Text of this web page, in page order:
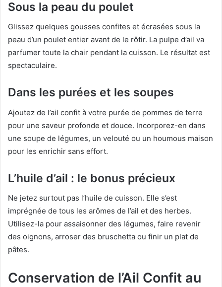
Sous la peau du poulet
Glissez quelques gousses confites et écrasées sous la
peau d’un poulet entier avant de le rôtir. La pulpe d’ail va
parfumer toute la chair pendant la cuisson. Le résultat est
spectaculaire.
Dans les purées et les soupes
Ajoutez de l’ail confit à votre purée de pommes de terre
pour une saveur profonde et douce. Incorporez-en dans
une soupe de légumes, un velouté ou un houmous maison
pour les enrichir sans effort.
L’huile d’ail : le bonus précieux
Ne jetez surtout pas l’huile de cuisson. Elle s’est
imprégnée de tous les arômes de l’ail et des herbes.
Utilisez-la pour assaisonner des légumes, faire revenir
des oignons, arroser des bruschetta ou finir un plat de
pâtes.
Conservation de l’Ail Confit au